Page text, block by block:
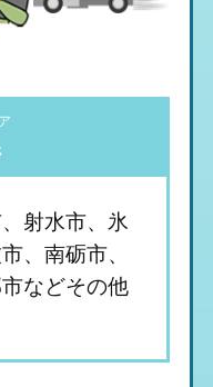
射水市、氷
、南砺市、
などその他